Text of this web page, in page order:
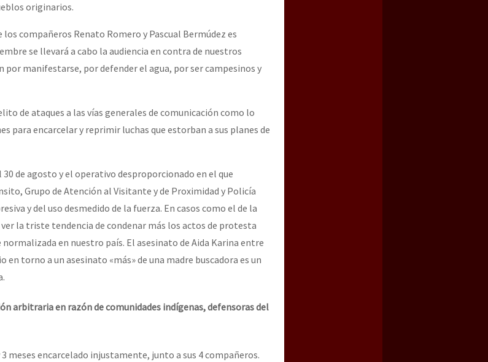
originarios.
compañeros Renato Romero y Pascual Bermúdez es
se llevará a cabo la audiencia en contra de nuestros
por manifestarse, por defender el agua, por ser campesinos y
de ataques a las vías generales de comunicación como lo
para encarcelar y reprimir luchas que estorban a sus planes de
30 de agosto y el operativo desproporcionado en el que
Grupo de Atención al Visitante y de Proximidad y Policía
y del uso desmedido de la fuerza. En casos como el de la
la triste tendencia de condenar más los actos de protesta
en nuestro país. El asesinato de Aida Karina entre
en torno a un asesinato «más» de una madre buscadora es un
arbitraria en razón de comunidades indígenas, defensoras del
meses encarcelado injustamente, junto a sus 4 compañeros.